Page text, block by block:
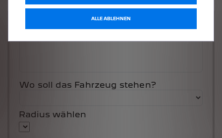
Wo soll das Fahrzeug stehen?
Radius wählen
ALLE ABLEHNEN